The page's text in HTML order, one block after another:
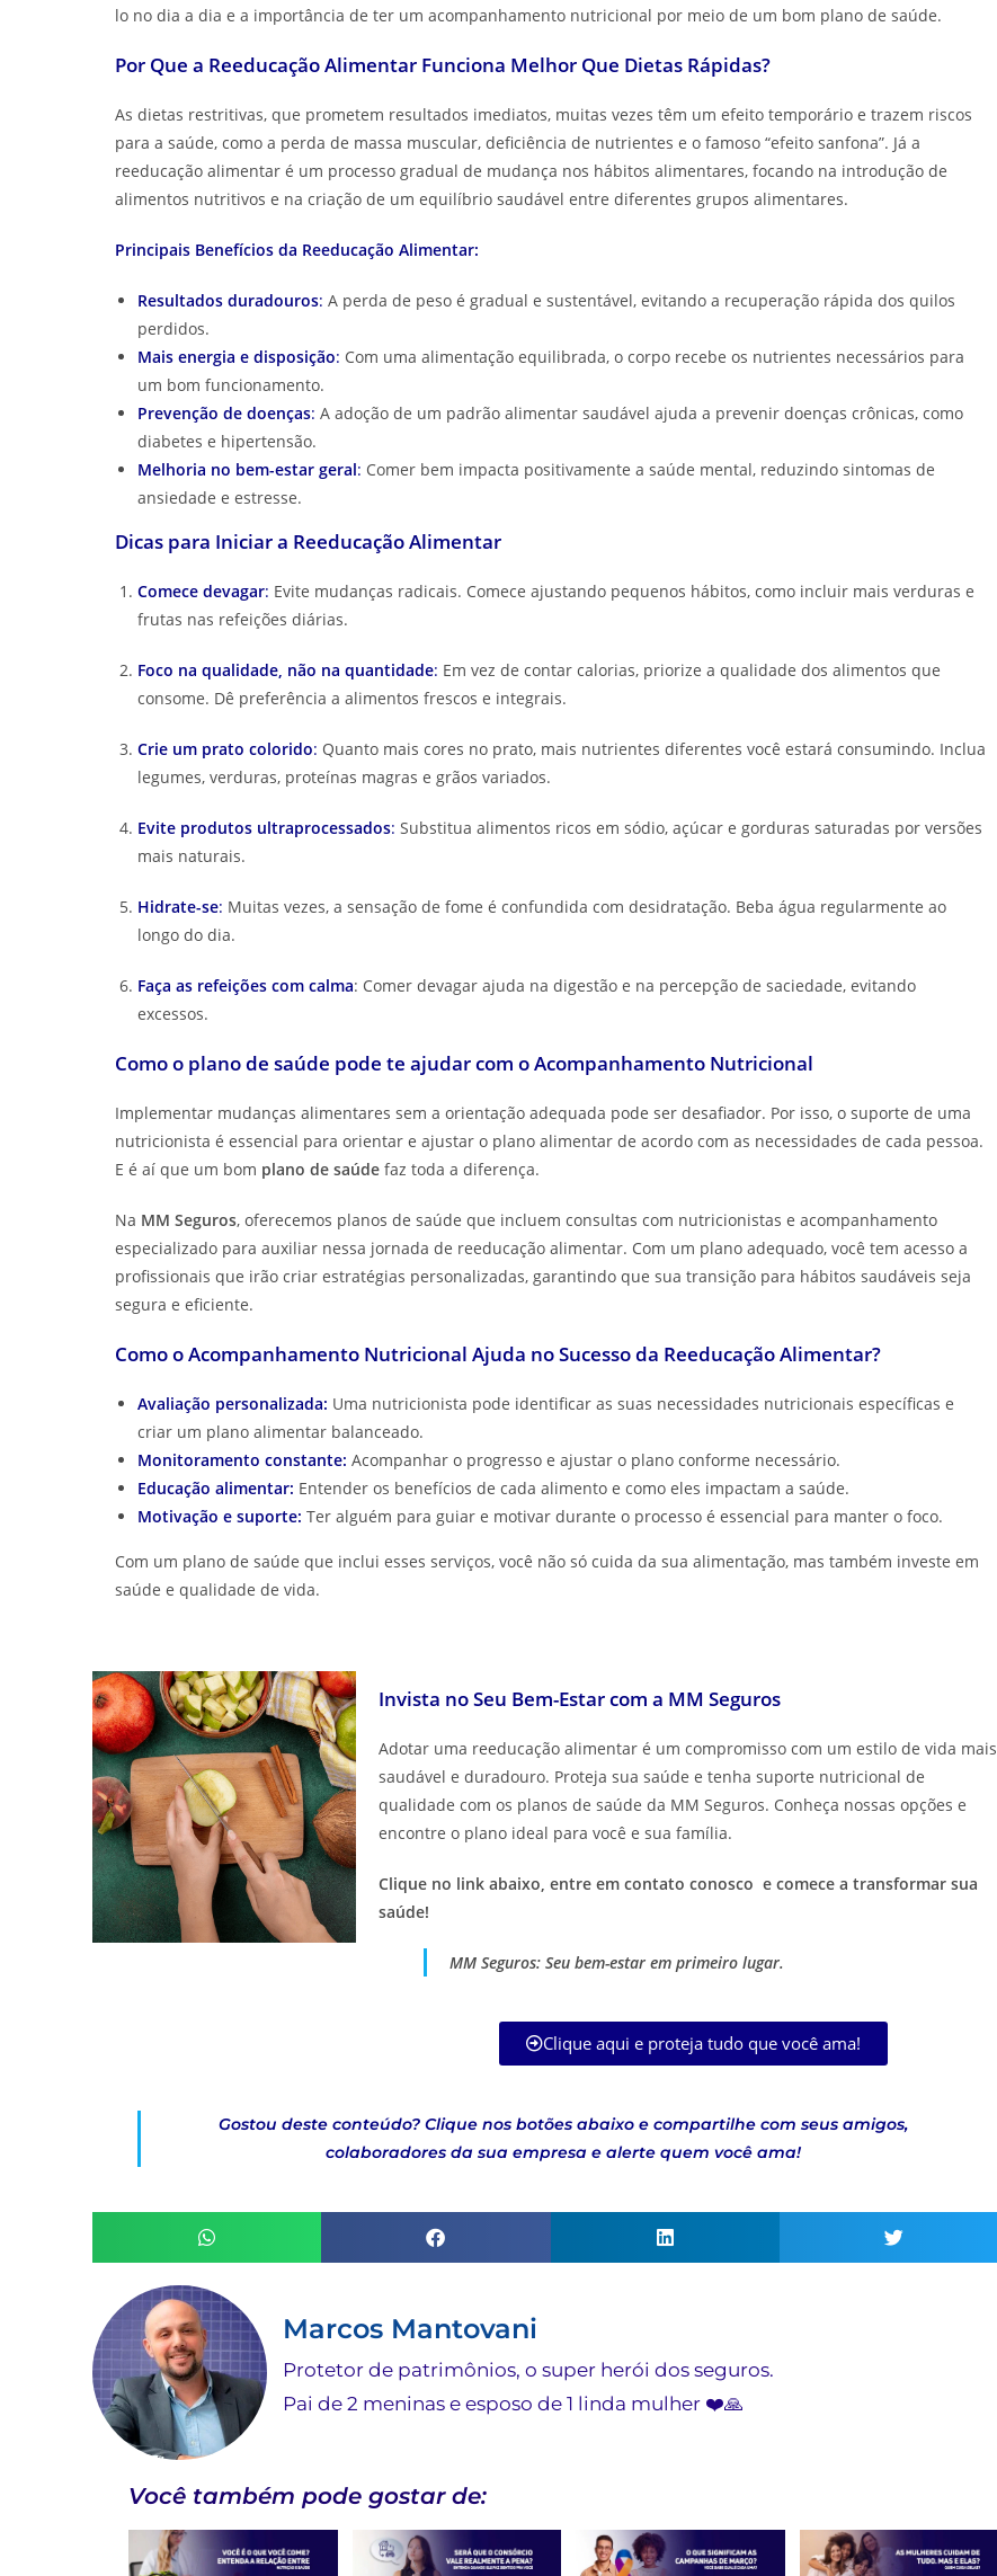
lo no dia a dia e a importância de ter um acompanhamento nutricional por meio de um bom plano de saúde.
Por Que a Reeducação Alimentar Funciona Melhor Que Dietas Rápidas?
As dietas restritivas, que prometem resultados imediatos, muitas vezes têm um efeito temporário e trazem riscos
para a saúde, como a perda de massa muscular, deficiência de nutrientes e o famoso “efeito sanfona”. Já a
reeducação alimentar é um processo gradual de mudança nos hábitos alimentares, focando na introdução de
alimentos nutritivos e na criação de um equilíbrio saudável entre diferentes grupos alimentares.
Principais Benefícios da Reeducação Alimentar:
Resultados duradouros: A perda de peso é gradual e sustentável, evitando a recuperação rápida dos quilos
perdidos.
Mais energia e disposição: Com uma alimentação equilibrada, o corpo recebe os nutrientes necessários para
um bom funcionamento.
Prevenção de doenças: A adoção de um padrão alimentar saudável ajuda a prevenir doenças crônicas, como
diabetes e hipertensão.
Melhoria no bem-estar geral: Comer bem impacta positivamente a saúde mental, reduzindo sintomas de
ansiedade e estresse.
Dicas para Iniciar a Reeducação Alimentar
Comece devagar: Evite mudanças radicais. Comece ajustando pequenos hábitos, como incluir mais verduras e
frutas nas refeições diárias.
Foco na qualidade, não na quantidade: Em vez de contar calorias, priorize a qualidade dos alimentos que
consome. Dê preferência a alimentos frescos e integrais.
Crie um prato colorido: Quanto mais cores no prato, mais nutrientes diferentes você estará consumindo. Inclua
legumes, verduras, proteínas magras e grãos variados.
Evite produtos ultraprocessados: Substitua alimentos ricos em sódio, açúcar e gorduras saturadas por versões
mais naturais.
Hidrate-se: Muitas vezes, a sensação de fome é confundida com desidratação. Beba água regularmente ao
longo do dia.
Faça as refeições com calma: Comer devagar ajuda na digestão e na percepção de saciedade, evitando
excessos.
Como o plano de saúde pode te ajudar com o Acompanhamento Nutricional
Implementar mudanças alimentares sem a orientação adequada pode ser desafiador. Por isso, o suporte de uma
nutricionista é essencial para orientar e ajustar o plano alimentar de acordo com as necessidades de cada pessoa.
E é aí que um bom plano de saúde faz toda a diferença.
Na MM Seguros, oferecemos planos de saúde que incluem consultas com nutricionistas e acompanhamento
especializado para auxiliar nessa jornada de reeducação alimentar. Com um plano adequado, você tem acesso a
profissionais que irão criar estratégias personalizadas, garantindo que sua transição para hábitos saudáveis seja
segura e eficiente.
Como o Acompanhamento Nutricional Ajuda no Sucesso da Reeducação Alimentar?
Avaliação personalizada: Uma nutricionista pode identificar as suas necessidades nutricionais específicas e
criar um plano alimentar balanceado.
Monitoramento constante: Acompanhar o progresso e ajustar o plano conforme necessário.
Educação alimentar: Entender os benefícios de cada alimento e como eles impactam a saúde.
Motivação e suporte: Ter alguém para guiar e motivar durante o processo é essencial para manter o foco.
Com um plano de saúde que inclui esses serviços, você não só cuida da sua alimentação, mas também investe em
saúde e qualidade de vida.
Invista no Seu Bem-Estar com a MM Seguros
Adotar uma reeducação alimentar é um compromisso com um estilo de vida mais
saudável e duradouro. Proteja sua saúde e tenha suporte nutricional de
qualidade com os planos de saúde da MM Seguros. Conheça nossas opções e
encontre o plano ideal para você e sua família.
Clique no link abaixo, entre em contato conosco e comece a transformar sua
saúde!
MM Seguros: Seu bem-estar em primeiro lugar.
Clique aqui e proteja tudo que você ama!
Gostou deste conteúdo? Clique nos botões abaixo e compartilhe com seus amigos,
colaboradores da sua empresa e alerte quem você ama!
Marcos Mantovani
Protetor de patrimônios, o super herói dos seguros.
Pai de 2 meninas e esposo de 1 linda mulher ❤️🙏
Você também pode gostar de: